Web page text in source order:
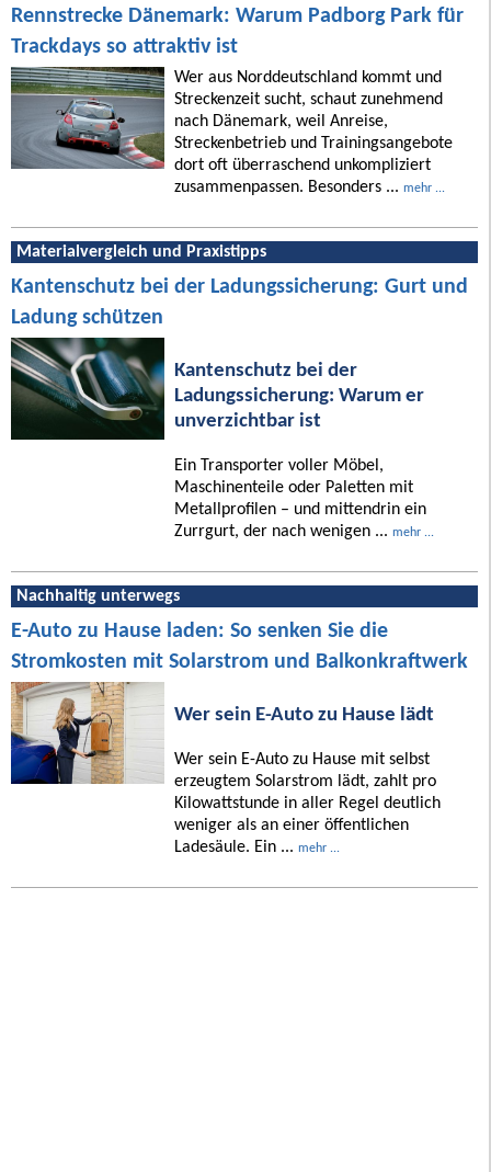
Rennstrecke Dänemark: Warum Padborg Park für
Trackdays so attraktiv ist
Wer aus Norddeutschland kommt und
Streckenzeit sucht, schaut zunehmend
nach Dänemark, weil Anreise,
Streckenbetrieb und Trainingsangebote
dort oft überraschend unkompliziert
zusammenpassen. Besonders ... mehr ...
Materialvergleich und Praxistipps
Kantenschutz bei der Ladungssicherung: Gurt und
Ladung schützen
Kantenschutz bei der
Ladungssicherung: Warum er
unverzichtbar ist
Ein Transporter voller Möbel,
Maschinenteile oder Paletten mit
Metallprofilen – und mittendrin ein
Zurrgurt, der nach wenigen ... mehr ...
Nachhaltig unterwegs
E-Auto zu Hause laden: So senken Sie die
Stromkosten mit Solarstrom und Balkonkraftwerk
Wer sein E-Auto zu Hause lädt
Wer sein E-Auto zu Hause mit selbst
erzeugtem Solarstrom lädt, zahlt pro
Kilowattstunde in aller Regel deutlich
weniger als an einer öffentlichen
Ladesäule. Ein ... mehr ...